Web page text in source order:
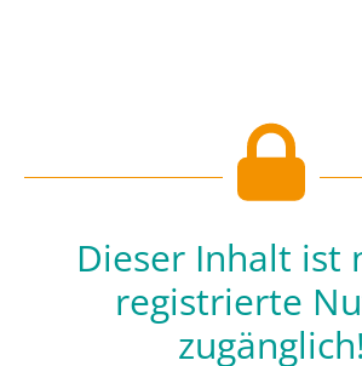
Dieser Inhalt ist
registrierte
zugänglich!